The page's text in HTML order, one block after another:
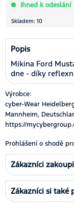
Ihned k odeslání
Skladem: 10
Popis
Mikina Ford
dne - díky
Výrobce:
cyber-Wear
Mannheim,
https://
Prohlášení o shodě
Zákazníci
Zákazníci si také